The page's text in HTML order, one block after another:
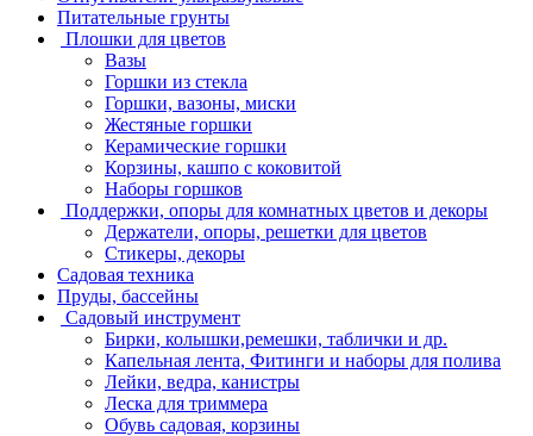
Питательные грунты
Плошки для цветов
Вазы
Горшки из стекла
Горшки, вазоны, миски
Жестяные горшки
Керамические горшки
Корзины, кашпо с коковитой
Наборы горшков
Поддержки, опоры для комнатных цветов и декоры
Держатели, опоры, решетки для цветов
Стикеры, декоры
Садовая техника
Пруды, бассейны
Садовый инструмент
Бирки, колышки,ремешки, таблички и др.
Капельная лента, Фитинги и наборы для полива
Лейки, ведра, канистры
Леска для триммера
Обувь садовая, корзины